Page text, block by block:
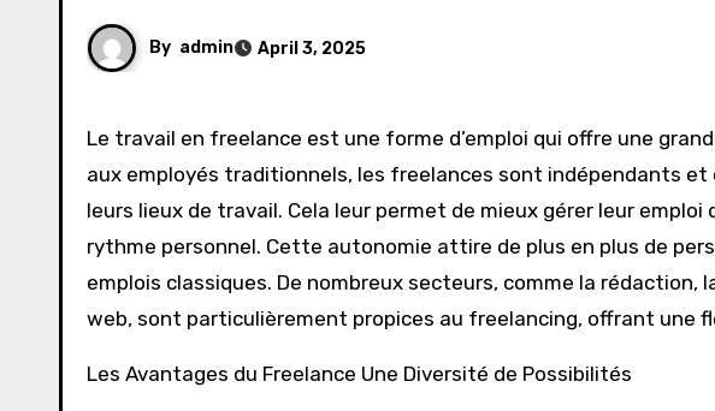
By admin April 3, 2025
Le travail en freelance est une forme d’emploi qui offre une grande liberté aux professionnels. Contrairement
aux employés traditionnels, les freelances sont indépendants
leurs lieux de travail. Cela leur permet de mieux gérer leur
rythme personnel. Cette autonomie attire de plus en plus de
emplois classiques. De nombreux secteurs, comme la
web, sont particulièrement propices au freelancing, offrant une
Les Avantages du Freelance Une Diversité de Possibilités